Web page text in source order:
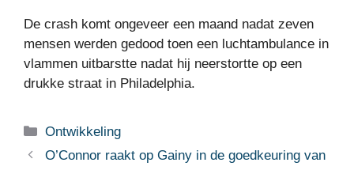
De crash komt ongeveer een maand nadat zeven
mensen werden gedood toen een luchtambulance in
vlammen uitbarstte nadat hij neerstortte op een
drukke straat in Philadelphia.
Categorieën
Ontwikkeling
O’Connor raakt op Gainy in de goedkeuring van